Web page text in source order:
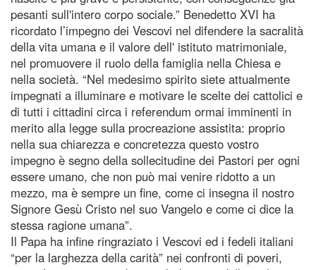
pesanti sull'intero corpo sociale.” Benedetto XVI ha
ricordato l’impegno dei Vescovi nel difendere la sacralità
della vita umana e il valore dell' istituto matrimoniale,
nel promuovere il ruolo della famiglia nella Chiesa e
nella società. “Nel medesimo spirito siete attualmente
impegnati a illuminare e motivare le scelte dei cattolici e
di tutti i cittadini circa i referendum ormai imminenti in
merito alla legge sulla procreazione assistita: proprio
nella sua chiarezza e concretezza questo vostro
impegno è segno della sollecitudine dei Pastori per ogni
essere umano, che non può mai venire ridotto a un
mezzo, ma è sempre un fine, come ci insegna il nostro
Signore Gesù Cristo nel suo Vangelo e come ci dice la
stessa ragione umana”.
Il Papa ha infine ringraziato i Vescovi ed i fedeli italiani
“per la larghezza della carità” nei confronti di poveri,